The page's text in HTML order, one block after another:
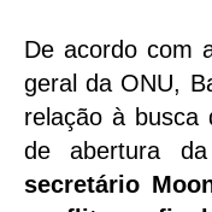
De acordo com
geral da ONU,
relação à busca
de abertura
secretário